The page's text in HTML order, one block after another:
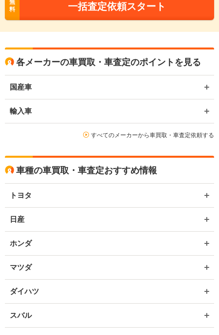
無
料
一括査定依頼スタート
各メーカーの車買取・車査定のポイントを見る
国産車
輸入車
すべてのメーカーから車買取・車査定依頼する
車種の車買取・車査定おすすめ情報
トヨタ
日産
ホンダ
マツダ
ダイハツ
スバル